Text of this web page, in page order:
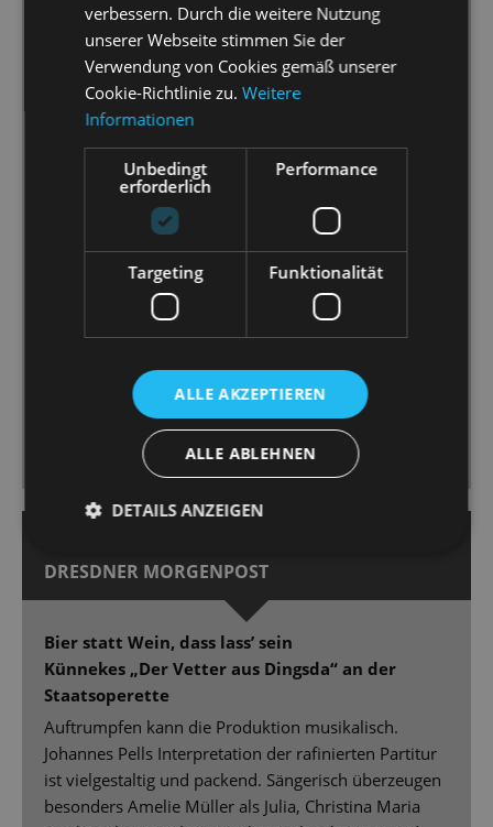
eine gute Grundlage für das Solisten-Ensemble, von
dem die prächtig singende und spielende Ingeborg
Schöpf als Kaisern Maria Theresia ihrer Rolle Profil
und Niveau verlieh, und Christina Maria Fercher als
von gleich mehreren begehrte Laura mit Anmut,
Charme und niveauvollem Schöngesang die Herzen
eroberte und keine Wünsche offen ließ.
[...] Als Barbarina konnte die über allem in einem
Schwebe-Rahmen schwebende Jeannette Oswald
überzeugen, die echt revuemäßig sang und tanzte,
und als kesse Berliner Göre namens Trude Florentine
Schumacher mit ihrem beachtlichen
Dolores selbst spielen. […] Die Kostüme von Edith
Kollath sind teils raffiniert geschnitten, teils – typisch
Revue – in schillernder Farbigkeit mit Glanz und
Glamour und auch mit witzigen Einfällen.
DRESDNER MORGENPOST
Bier statt Wein, dass lass’ sein
Künnekes „Der Vetter aus Dingsda“ an der
Staatsoperette
Auftrumpfen kann die Produktion musikalisch.
Johannes Pells Interpretation der rafinierten Partitur
ist vielgestaltig und packend. Sängerisch überzeugen
besonders Amelie Müller als Julia, Christina Maria
verbessern. Durch die weitere Nutzung
unserer Webseite stimmen Sie der
Verwendung von Cookies gemäß unserer
Cookie-Richtlinie zu.Weitere
Informationen
Unbedingt
erforderlich
Performance
Targeting Funktionalität
ALLE AKZEPTIEREN
ALLE ABLEHNEN
DETAILS ANZEIGEN